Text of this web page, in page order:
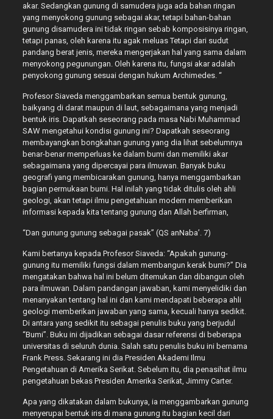
akar. Sedangkan gunung di samudera juga ada bahan ringan
yang menyokong gunung sebagai akar, tetapi bahan-bahan
gunung disamudera ini tidak ringan sebab komposisinya ringan,
tetapi panas, oleh karena itu agak meluas Tetapi dari sudut
pandang berat jenis, mereka mengerjakan hal yang sama dalam
menyokong pegunungan. Oleh karena itu, fungsi akar adalah
penyokong gunung sesuai dengan hukum Archimedes. “
Profesor Siaveda menggambarkan semua bentuk gunung,
baikyang di darat maupun di laut, sebagaimana yang menjadi
bentuk iris. Dapatkah seseorang pada masa Nabi Muhammad
SAW mengetahui kondisi gunung ini? Dapatkah seseorang
membayangkan bongkahan gunung yang dia lihat sebelumnya
benar-benar memperluas ke dalam bumi dan memiliki akar
sebagaimana yang dipercayai para ilmuwan. Banyak buku
geografi yang membicarakan gunung, hanya menggambarkan
bagian permukaan bumi. Hal inilah yang tidak ditu­lis oleh ahli
geologi, akan tetapi ilmu pengetahuan modern memberikan
informasi kepada kita tentang gunung dan Allah berfirman,
“Dan gunung gunung sebagai pasak” (QS an­Naba’. 7)
Kami bertanya kepada Profesor Siaveda: “Apakah gunung-
gunung itu memiliki fungsi dalam membangun kerak bumi?” Dia
mengatakan bahwa hal ini belum ditemukan dan dibangun oleh
para ilmuwan. Dalam pandangan jawaban, kami menyelidiki dan
menanyakan tentang hal ini dan kami mendapati beberapa ahli
geologi memberikan jawaban yang sama, kecuali hanya sedikit.
Di antara yang sedikit itu sebagai penulis buku yang berjudul
“Bumi”. Buku ini dijadikan sebagai dasar referensi di beberapa
universitas di seluruh dunia. Salah satu penulis buku ini bernama
Frank Press. Sekarang ini dia Presiden Akademi Ilmu
Pengetahuan di Amerika Serikat. Sebelum itu, dia penasihat ilmu
pengetahuan bekas Presiden Amerika Serikat, Jimmy Carter.
Apa yang dikatakan dalam bukunya, ia menggambarkan gunung
menyerupai bentuk iris di mana gunung itu bagian kecil dari